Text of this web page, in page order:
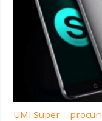
UMi Super –